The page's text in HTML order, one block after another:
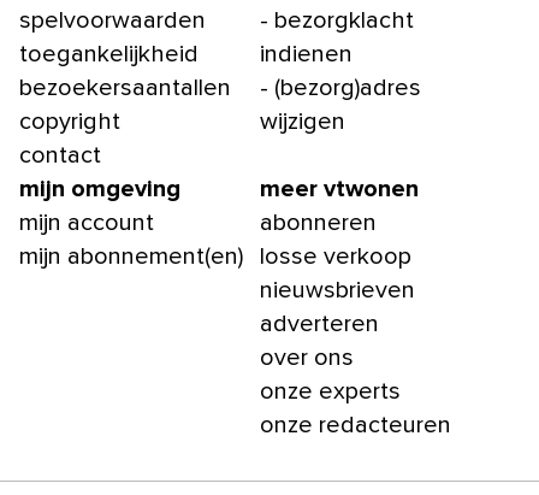
spelvoorwaarden
toegankelijkheid
bezoekersaantallen
copyright
contact
- bezorgklacht
indienen
- (bezorg)adres
wijzigen
mijn omgeving
mijn account
mijn abonnement(en)
meer vtwonen
abonneren
losse verkoop
nieuwsbrieven
adverteren
over ons
onze experts
onze redacteuren